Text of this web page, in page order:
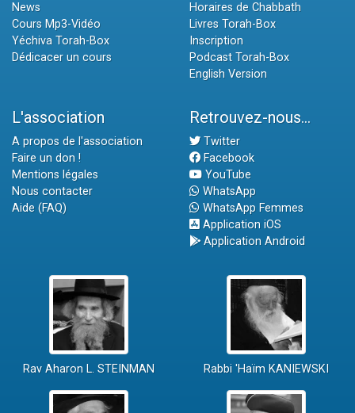
News
Cours Mp3-Vidéo
Yéchiva Torah-Box
Dédicacer un cours
Horaires de Chabbath
Livres Torah-Box
Inscription
Podcast Torah-Box
English Version
L'association
A propos de l'association
Faire un don !
Mentions légales
Nous contacter
Aide (FAQ)
Retrouvez-nous...
Twitter
Facebook
YouTube
WhatsApp
WhatsApp Femmes
Application iOS
Application Android
Rav Aharon L. STEINMAN Rabbi 'Haïm KANIEWSKI